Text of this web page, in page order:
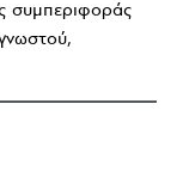
συμπεριφοράς